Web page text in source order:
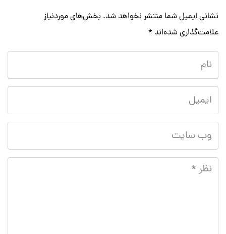
نشانی ایمیل شما منتشر نخواهد شد. بخش‌های موردنیاز
علامت‌گذاری شده‌اند *